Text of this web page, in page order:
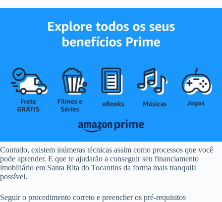
Contudo, existem inúmeras técnicas assim como processos que você
pode aprender. E que te ajudarão a conseguir seu financiamento
imobiliário em Santa Rita do Tocantins da forma mais tranquila
possível.
Seguir o procedimento correto e preencher os pré-requisitos